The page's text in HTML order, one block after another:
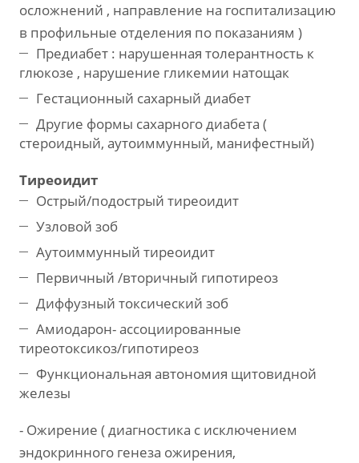
осложнений , направление на госпитализацию
в профильные отделения по показаниям )
Предиабет : нарушенная толерантность к
глюкозе , нарушение гликемии натощак
Гестационный сахарный диабет
Другие формы сахарного диабета (
стероидный, аутоиммунный, манифестный)
Тиреоидит
Острый/подострый тиреоидит
Узловой зоб
Аутоиммунный тиреоидит
Первичный /вторичный гипотиреоз
Диффузный токсический зоб
Амиодарон- ассоциированные
тиреотоксикоз/гипотиреоз
Функциональная автономия щитовидной
железы
- Ожирение ( диагностика с исключением
эндокринного генеза ожирения,